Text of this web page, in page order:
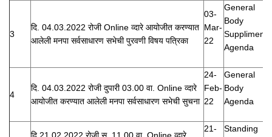
3
दि. 04.03.2022 रोजी Online व्दारे आयोजीत करण्यात
आलेली मनपा सर्वसाधारण सभेची पुरवणी विषय पत्रिका
03-
Mar-
22
General
Body
Suppliment
Agenda
4
दि. 04.03.2022 रोजी दुपारी 03.00 वा. Online व्दारे
आयोजीत करण्यात आलेली मनपा सर्वसाधारण सभेची सुचना
24-
Feb-
22
General
Body
Agenda
दि.21.02.2022 रोजी स. 11.00 वा. Online व्दारे
21-
Standing